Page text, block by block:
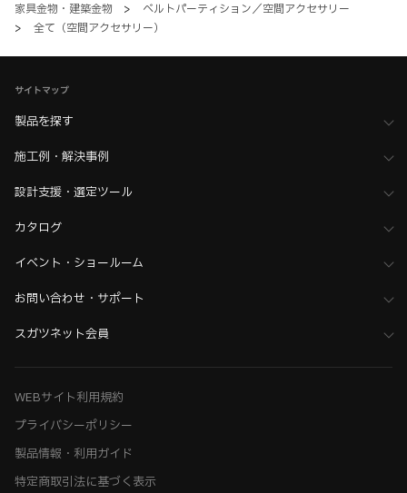
家具金物・建築金物
>
ベルトパーティション／空間アクセサリー
>
全て（空間アクセサリー）
サイトマップ
製品を探す
施工例・解決事例
設計支援・選定ツール
カタログ
イベント・ショールーム
お問い合わせ・サポート
スガツネット会員
WEBサイト利用規約
プライバシーポリシー
製品情報・利用ガイド
特定商取引法に基づく表示